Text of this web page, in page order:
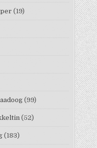
(19)
(99)
(52)
(183)